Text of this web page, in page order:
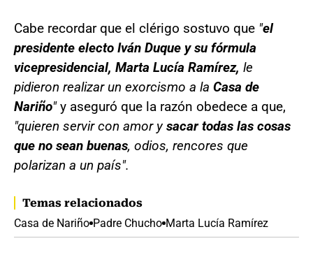
Cabe recordar que el clérigo sostuvo que "el
presidente electo Iván Duque y su fórmula
vicepresidencial, Marta Lucía Ramírez, le
pidieron realizar un exorcismo a la Casa de
Nariño"y aseguró que la razón obedece a que,
"quieren servir con amor ysacar todas las cosas
que no sean buenas, odios, rencores que
polarizan a un país".
Temas relacionados
Casa de Nariño Padre Chucho Marta Lucía Ramírez